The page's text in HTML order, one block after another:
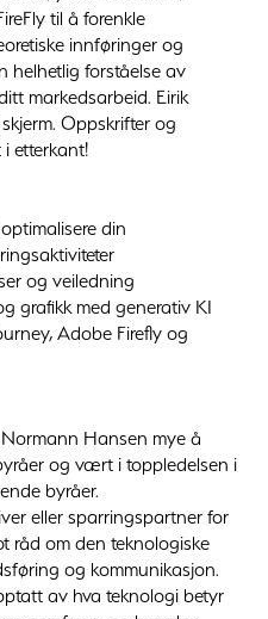
til å forenkle
innføringer og
helhetlig forståelse av
markedsarbeid. Eirik
Oppskrifter og
etterkant!
din
og veiledning
grafikk med generativ KI
Adobe Firefly og
Hansen mye å
og vært i toppledelsen i
byråer.
eller sparringspartner for
råd om den teknologiske
og kommunikasjon.
av hva teknologi betyr